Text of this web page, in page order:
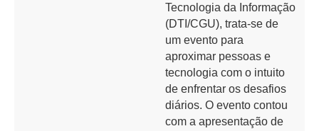
Tecnologia da Informação
(DTI/CGU), trata-se de
um evento para
aproximar pessoas e
tecnologia com o intuito
de enfrentar os desafios
diários. O evento contou
com a apresentação de